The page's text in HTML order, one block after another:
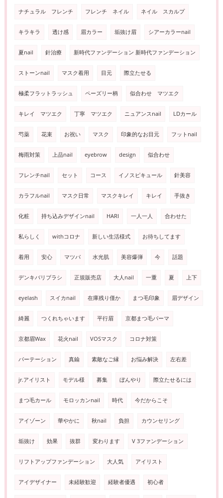
ナチュラル フレンチ フレンチ ネイル ネイル スカルプ
キラキラ 透け感 眉カラー 垢抜け眉 シアーカラーnail
夏nail 針治療 新時代ファンデーション 新時代ファンデーション
ストーンnail マスク着用 目元 際立たせる
極柔フラットラッシュ ペーズリー柄 似合わせ マツエク
キレイ マツエク 丁寧 マツエク ニュアンスnail LDカール
芍薬 花束 お祝い マスク 印象的なお目元 フットnail
梅雨対策 上品nail eyebrow design 似合わせ
フレンチnail セット コース イノスピキュール 針美容
カラフルnail マスク日常 マスクキレイ キレイ 手抜き
化粧 持ち込みデザインnail HARI 一人一人 合わせた
私らしく withコロナ 新しい生活様式 お待ちしてます
着用 安心 マツパ 水光肌 美容爆弾 今 話題
デンキバリブラシ 正規販売店 大人nail 一重 夏 上下
eyelash スイカnail 在庫残り僅か まつ毛印象 眉デザイン
綺麗 つくれちゃいます 平行眉 京都まつ毛パーマ
京都眉Wax 花火nail VOSマスク コロナ対策
パーテーション 真鍮 素敵なご縁 お悩み解決 左右差
jr.アイリスト モデル様 募集 ぼんやり 際立たせるには
まつ毛カール モロッカンnail 時代 今だからこそ
アイゾーン 華やかに 秋nail 負担 カウンセリング
垢抜け 効果 抜群 変わります V 3ファンデーション
リフトアップファンデーション 大人気 アイリスト
アイデザイナー 未経験歓迎 経験者優遇 初心者